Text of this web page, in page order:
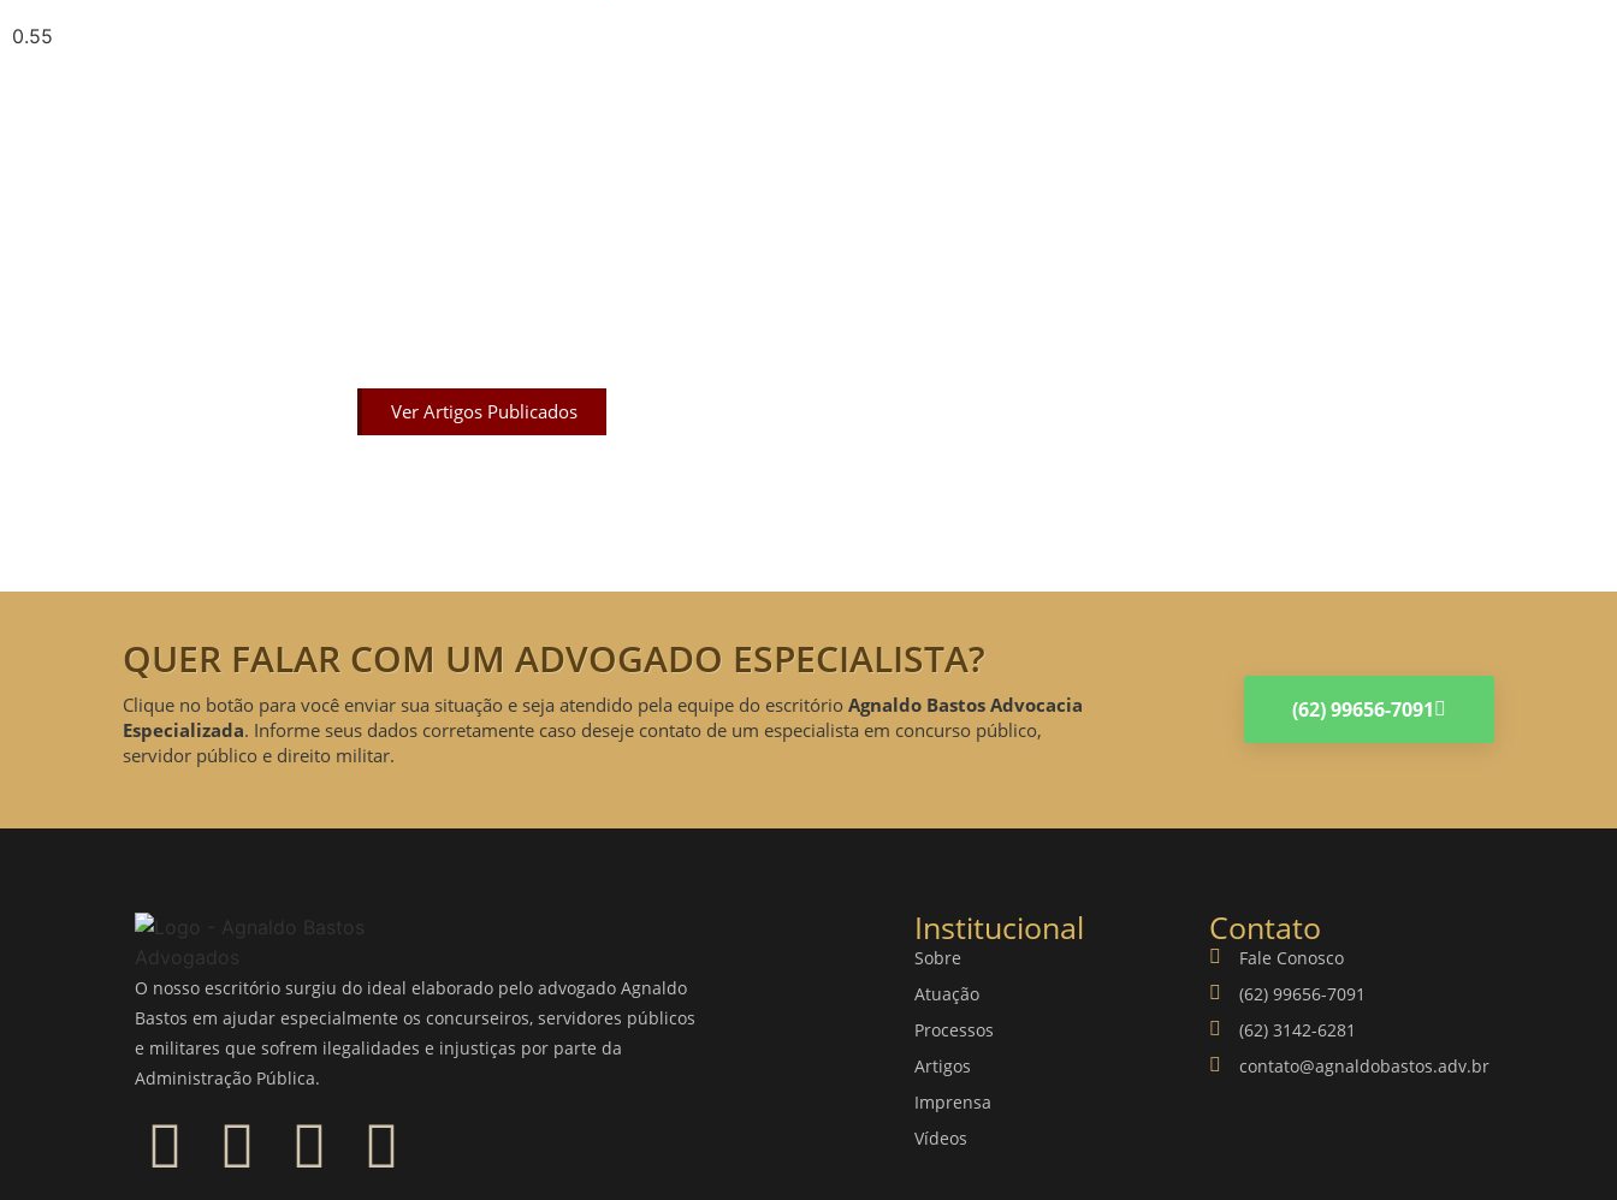
Ver Artigos Publicados
QUER FALAR COM UM ADVOGADO ESPECIALISTA?
Clique no botão para você enviar sua situação e seja atendido pela equipe do escritório Agnaldo Bastos Advocacia
Especializada. Informe seus dados corretamente caso deseje contato de um especialista em concurso público,
servidor público e direito militar.
(62) 99656-7091
O nosso escritório surgiu do ideal elaborado pelo advogado Agnaldo
Bastos em ajudar especialmente os concurseiros, servidores públicos
e militares que sofrem ilegalidades e injustiças por parte da
Administração Pública.
Institucional
Sobre
Atuação
Processos
Artigos
Imprensa
Vídeos
Contato
Fale Conosco
(62) 99656-7091
(62) 3142-6281
contato@agnaldobastos.adv.br